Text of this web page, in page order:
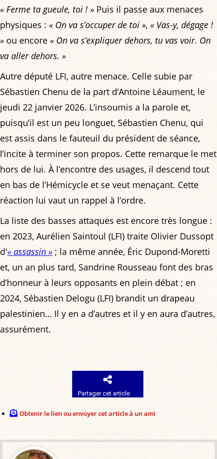
« Ferme ta gueule, toi ! » Puis il passe aux menaces
physiques : « On va s’occuper de toi », « Vas-y, dégage !
» ou encore « On va s’expliquer dehors, tu vas voir. On
va aller dehors. »
Autre député LFI, autre menace. Celle subie par
Sébastien Chenu de la part d’Antoine Léaument, le
jeudi 22 janvier 2026. L’insoumis a la parole et,
puisqu’il est un peu longuet, Sébastien Chenu, qui
est assis dans le fauteuil du président de séance,
l’incite à terminer son propos. Cette remarque le met
hors de lui. À l’encontre des usages, il descend tout
en bas de l’Hémicycle et se veut menaçant. Cette
réaction lui vaut un rappel à l’ordre.
La liste des basses attaques est encore très longue :
en 2023, Aurélien Saintoul (LFI) traite Olivier Dussopt
d'« assassin » ; la même année, Éric Dupond-Moretti
et, un an plus tard, Sandrine Rousseau font des bras
d’honneur à leurs opposants en plein débat ; en
2024, Sébastien Delogu (LFI) brandit un drapeau
palestinien… Il y en a d’autres et il y en aura d’autres,
assurément.
Partager cet article
Obtenir le lien ou envoyer cet article à un ami